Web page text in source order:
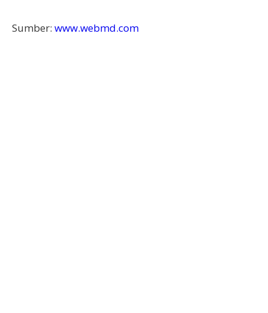
Sumber: www.webmd.com